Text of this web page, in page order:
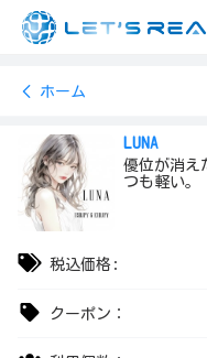
ホーム
LUNA
優位が消え
つも軽い。
税込価格:
クーポン：